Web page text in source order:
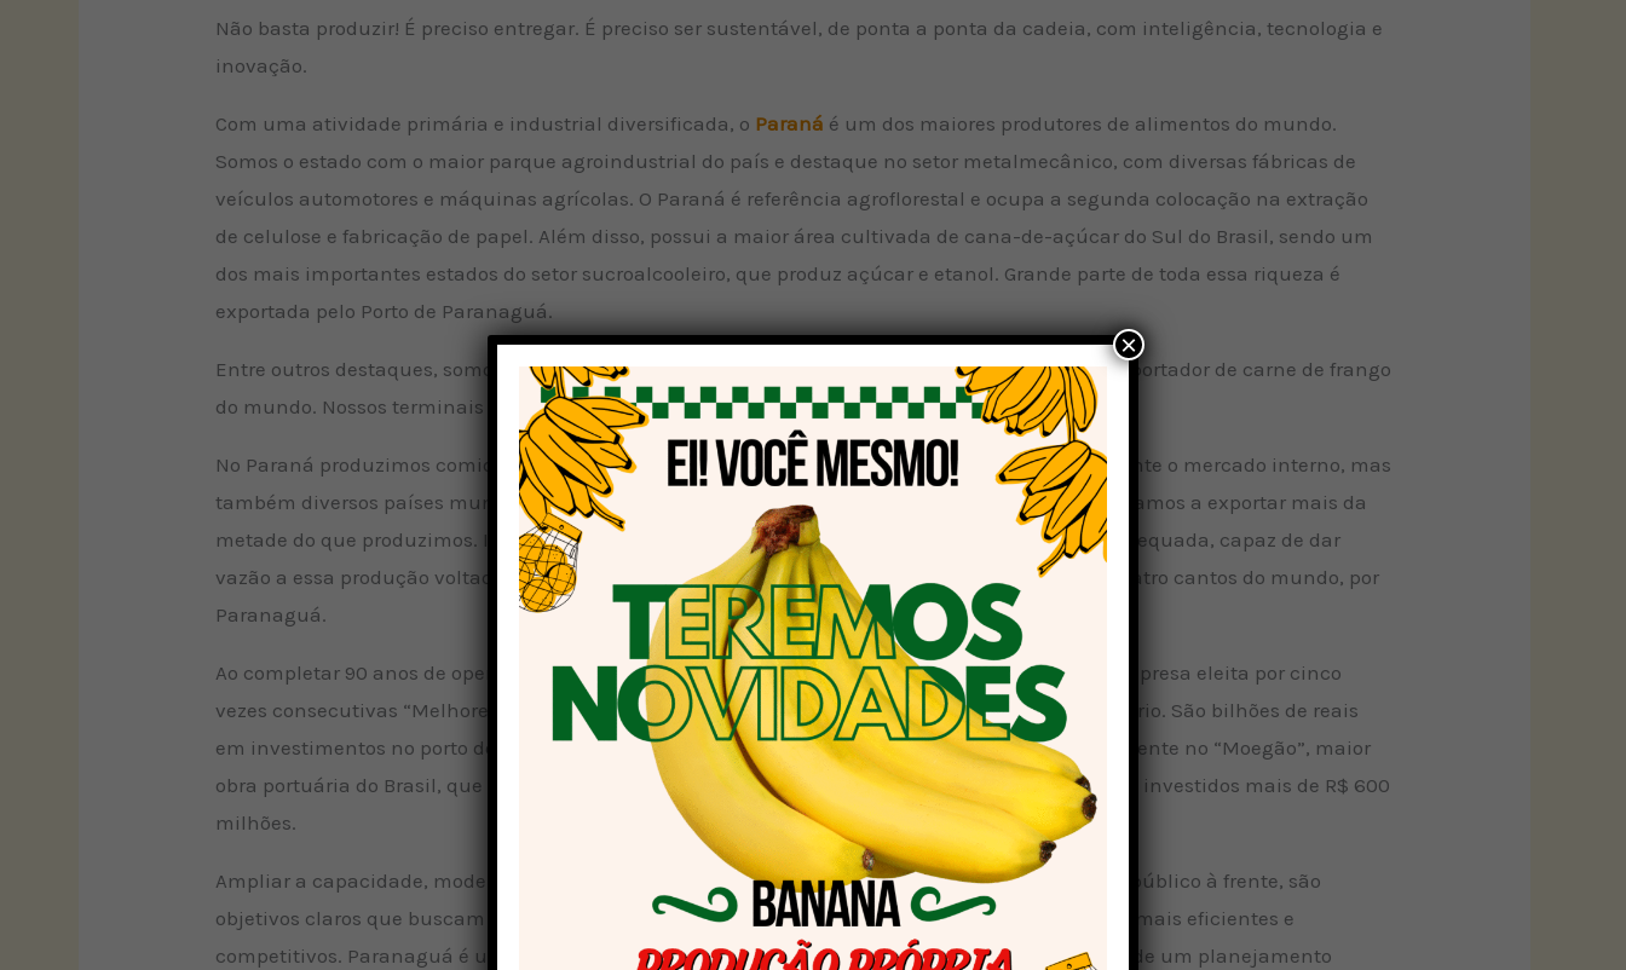
Não basta produzir! É preciso entregar. É preciso ser sustentável, de ponta a ponta da cadeia, com inteligência, tecnologia e
inovação.
Com uma atividade primária e industrial diversificada, o Paraná é um dos maiores produtores de alimentos do mundo.
Somos o estado com o maior parque agroindustrial do país e destaque no setor metalmecânico, com diversas fábricas de
veículos automotores e máquinas agrícolas. O Paraná é referência agroflorestal e ocupa a segunda colocação na extração
de celulose e fabricação de papel. Além disso, possui a maior área cultivada de cana-de-açúcar do Sul do Brasil, sendo um
dos mais importantes estados do setor sucroalcooleiro, que produz açúcar e etanol. Grande parte de toda essa riqueza é
exportada pelo Porto de Paranaguá.
Entre outros destaques, somos o maior exportador de proteína animal do Brasil e o maior porto exportador de carne de frango
do mundo. Nossos terminais também são a principal porta de entrada de fertilizantes do país.
No Paraná produzimos comida, energia e bens duráveis e intermediários que atendem não somente o mercado interno, mas
também diversos países mundo afora. A depender do produto e do nível de industrialização, chegamos a exportar mais da
metade do que produzimos. Isso não seria possível sem uma estrutura logística minimamente adequada, capaz de dar
vazão a essa produção voltada à exportação, que hoje sai dos quatro cantos do estado para os quatro cantos do mundo, por
Paranaguá.
Ao completar 90 anos de operação, o Porto de Paranaguá, administrado pela Portos do Paraná, empresa eleita por cinco
vezes consecutivas “Melhores Portos do Brasil”, está sendo preparado para celebrar o seu centenário. São bilhões de reais
em investimentos no porto do futuro, com recursos aplicados em infraestrutura e tecnologia. Somente no “Moegão”, maior
obra portuária do Brasil, que vai incrementar o acesso ao porto pelo modal ferroviário, estão sendo investidos mais de R$ 600
milhões.
Ampliar a capacidade, modernizar estruturas e os modelos de contratos, sempre com o interesse público à frente, são
objetivos claros que buscam tornar o estado mais forte, com uma economia e um setor produtivo mais eficientes e
competitivos. Paranaguá é um porto em franca expansão, com potencial de crescimento a partir de um planejamento
×